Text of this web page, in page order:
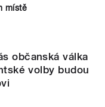
místě
občanská válka
volby budou